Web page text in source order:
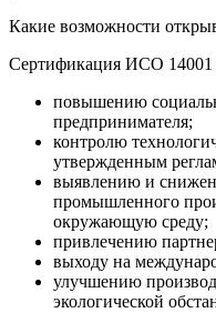
Какие возможности
Сертификация ИСО 14001
повышению
предпринимателя;
контролю
утвержденным
выявлению и
промышленного
окружающую среду;
привлечению
выходу на
улучшению
экологической